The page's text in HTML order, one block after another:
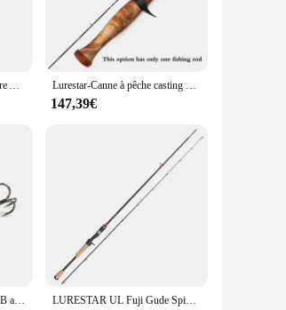
LURESTAR-Leurre de filature AMER à haute teneur en carbone, 1.65m, 1.72m, L/UL, puissance F, action, WT 1-12g, nouveau flux Lurestar-Canne à pêche casting ou spinning ultralégère de 1.49m, accessoire à 4 sections UL adapté à la truite et à l'épine
147,39€
Leurres de pêche en métal VIB avec cuillère à vibration, appâts artificiels, matériel de pêche, WobJeff coulant, Swimbait, Jigs de glace, 5g, 8g, 12g, 17g, 23g LURESTAR UL Fuji Gude Spinning pour la pêche à la truite, leurre super souple en fibre de carbone, action rapide, sportm, nouveau